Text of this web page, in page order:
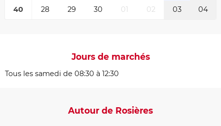
40 28 29 30 01 02 03 04
Jours de marchés
Tous les samedi de 08:30 à 12:30
Autour de Rosières